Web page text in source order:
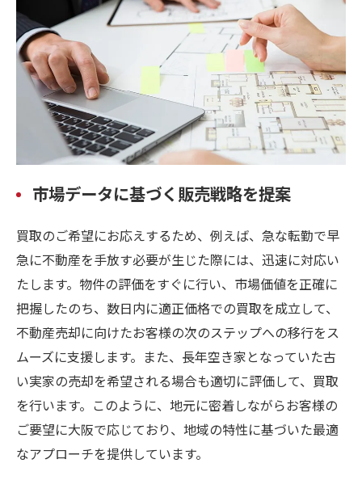
市場データに基づく販売戦略を提案
買取のご希望にお応えするため、例えば、急な転勤で早
急に不動産を手放す必要が生じた際には、迅速に対応い
たします。物件の評価をすぐに行い、市場価値を正確に
把握したのち、数日内に適正価格での買取を成立して、
不動産売却に向けたお客様の次のステップへの移行をス
ムーズに支援します。また、長年空き家となっていた古
い実家の売却を希望される場合も適切に評価して、買取
を行います。このように、地元に密着しながらお客様の
ご要望に大阪で応じており、地域の特性に基づいた最適
なアプローチを提供しています。